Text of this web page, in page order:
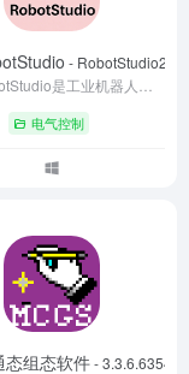
-
电气控制
组态软件- 3.3.6.6354